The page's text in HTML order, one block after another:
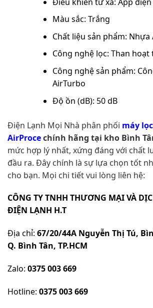
Màu sắc: Trắng
Chất liệu sản phẩm: Nhựa
Công nghệ lọc: Than hoạt
Công nghệ sản phẩm:
AirTurbo
Độ ồn (dB): 50 dB
Điện Lạnh Mọi Nhà phân phối máy
AirProcechính hãng tại kho Bình
mức hợp lý nhất, xứng đáng với chất
đầu ra. Đây chính là sự lựa chọn tốt
cho bạn. Mọi chi tiết vui lòng liên hệ:
CÔNG TY TNHH THƯƠNG MẠI VÀ
ĐIỆN LẠNH H.T
Địa chỉ: 67/20/44A Nguyễn Thị Tú,
Q. Bình Tân, TP.HCM
Zalo: 0375 003 669
Hotline: 0375 003 669